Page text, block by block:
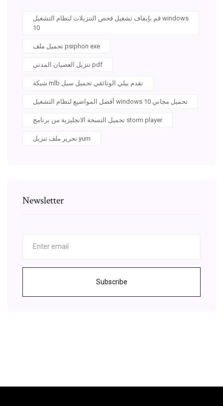
قم بإيقاف تشغيل فحص التنزيلات لنظام التشغيل windows
10
تحميل ملف psiphon exe
تنزيل العصيان المدني pdf
شبكة mlb تقدم بيلي الوثائقي تحميل سيل
أفضل المواضيع لنظام التشغيل windows 10 تحميل مجاني
تحميل النسخة الانجليزية من برنامج storm player
تحرير ملف تنزيل yum
Newsletter
Subscribe